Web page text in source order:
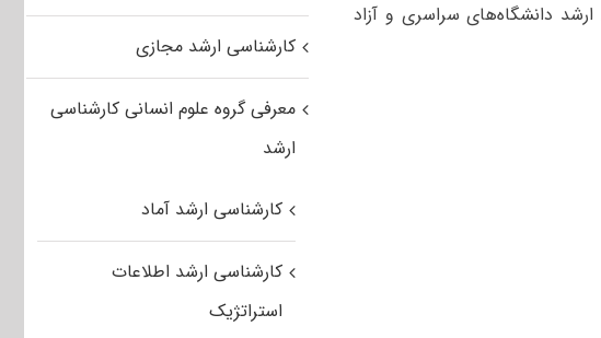
دانشگاه‌های سراسری و آزاد
کارشناسی ارشد مجازی
معرفی گروه علوم انسانی کارشناسی
ارشد
کارشناسی ارشد آماد
کارشناسی ارشد اطلاعات
استراتژیک